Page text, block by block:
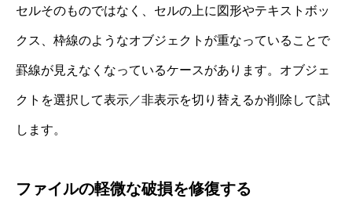
セルそのものではなく、セルの上に図形やテキストボッ
クス、枠線のようなオブジェクトが重なっていることで
罫線が見えなくなっているケースがあります。オブジェ
クトを選択して表示／非表示を切り替えるか削除して試
します。
ファイルの軽微な破損を修復する